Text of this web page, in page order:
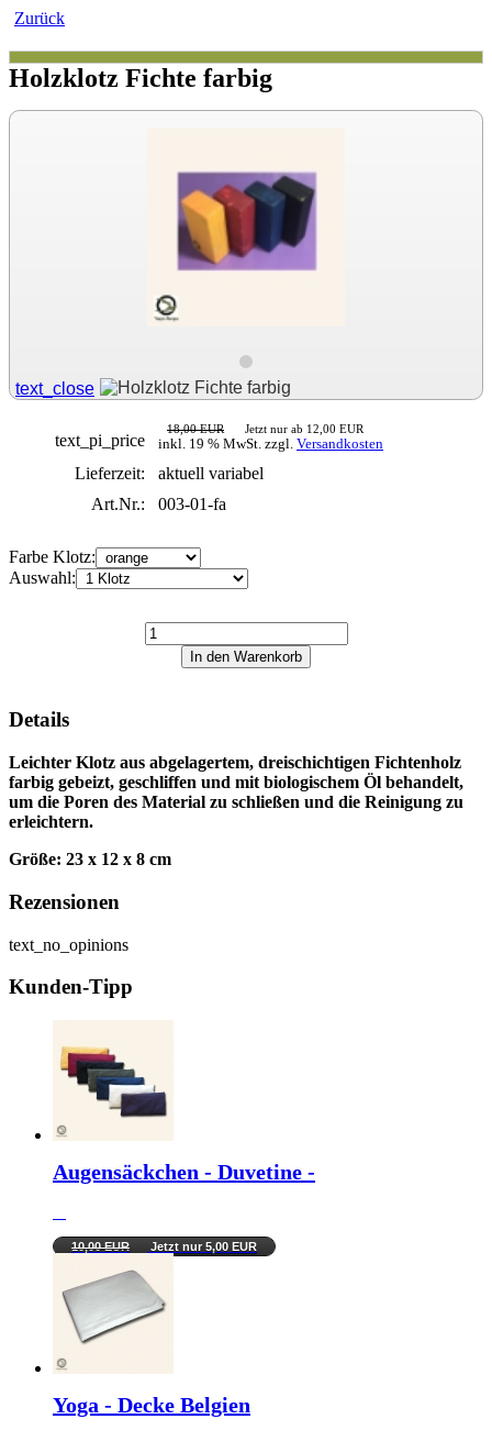
Zurück
Holzklotz Fichte farbig
text_close
text_pi_price
18,00 EUR Jetzt nur ab 12,00 EUR
inkl. 19 % MwSt. zzgl. Versandkosten
Lieferzeit:
aktuell variabel
Art.Nr.:
003-01-fa
Farbe Klotz:
Auswahl:
Details
Leichter Klotz aus abgelagertem, dreischichtigen Fichtenholz
farbig gebeizt, geschliffen und mit biologischem Öl behandelt,
um die Poren des Material zu schließen und die Reinigung zu
erleichtern.
Größe: 23 x 12 x 8 cm
Rezensionen
text_no_opinions
Kunden-Tipp
Augensäckchen - Duvetine -
10,00 EUR Jetzt nur 5,00 EUR
Yoga - Decke Belgien